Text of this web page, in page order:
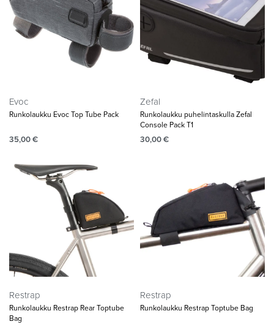
Evoc
Runkolaukku Evoc Top Tube Pack
35,00€
Zefal
Runkolaukku puhelintaskulla Zefal
Console Pack T1
30,00€
Restrap
Runkolaukku Restrap Rear Toptube
Bag
Restrap
Runkolaukku Restrap Toptube Bag